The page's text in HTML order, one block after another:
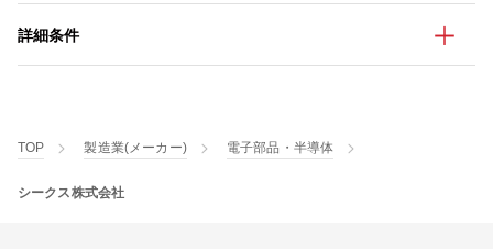
詳細条件
TOP 製造業(メーカー) 電子部品・半導体
シークス株式会社